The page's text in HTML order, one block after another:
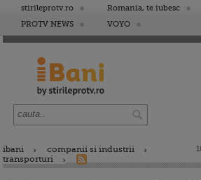
stirileprotv.ro Romania, te iubesc
PROTV NEWS
VOYO
ibani
companii si industrii
transporturi